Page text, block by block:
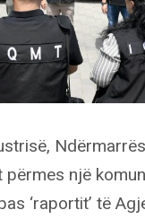
përmes një
‘raportit’ të